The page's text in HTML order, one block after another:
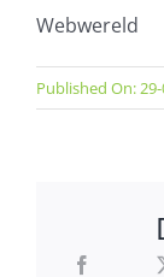
Webwereld
Published On: 29-